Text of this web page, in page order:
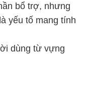
bổ trợ, nhưng
yếu tố mang tính
dùng từ vựng